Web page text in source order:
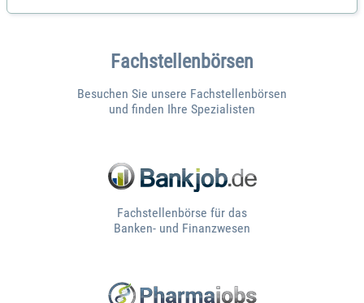
Fachstellenbörsen
Besuchen Sie unsere Fachstellenbörsen
und finden Ihre Spezialisten
Fachstellenbörse für das
Banken- und Finanzwesen